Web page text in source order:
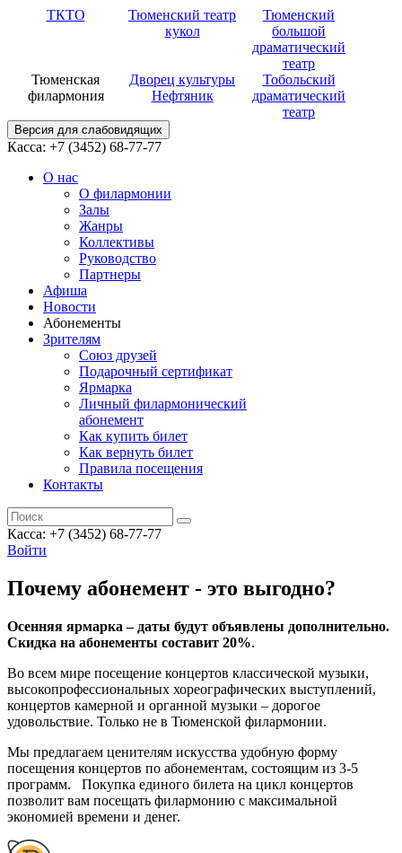
ТКТО
Тюменский театр
кукол
Тюменский
большой
драматический
театр
Тюменская
филармония
Дворец культуры
Нефтяник
Тобольский
драматический
театр
Версия для слабовидящих
Касса: +7 (3452) 68-77-77
О нас
О филармонии
Залы
Жанры
Коллективы
Руководство
Партнеры
Афиша
Новости
Абонементы
Зрителям
Союз друзей
Подарочный сертификат
Ярмарка
Личный филармонический
абонемент
Как купить билет
Как вернуть билет
Правила посещения
Контакты
Касса: +7 (3452) 68-77-77
Войти
Почему абонемент - это выгодно?
Осенняя ярмарка – даты будут объявлены дополнительно.
Скидка на абонементы составит 20%.
Во всем мире посещение концертов классической музыки,
высокопрофессиональных хореографических выступлений,
концертов камерной и органной музыки – дорогое
удовольствие. Только не в Тюменской филармонии.
Мы предлагаем ценителям искусства удобную форму
посещения концертов по абонементам, состоящим из 3-5
программ. Покупка единого билета на цикл концертов
позволит вам посещать филармонию с максимальной
экономией времени и денег.